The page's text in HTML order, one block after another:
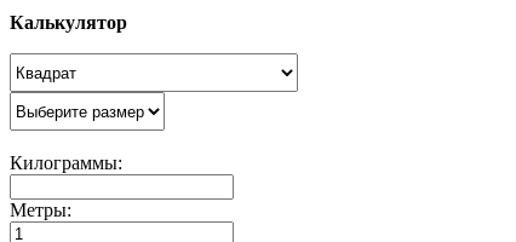
Калькулятор
Килограммы:
Метры: